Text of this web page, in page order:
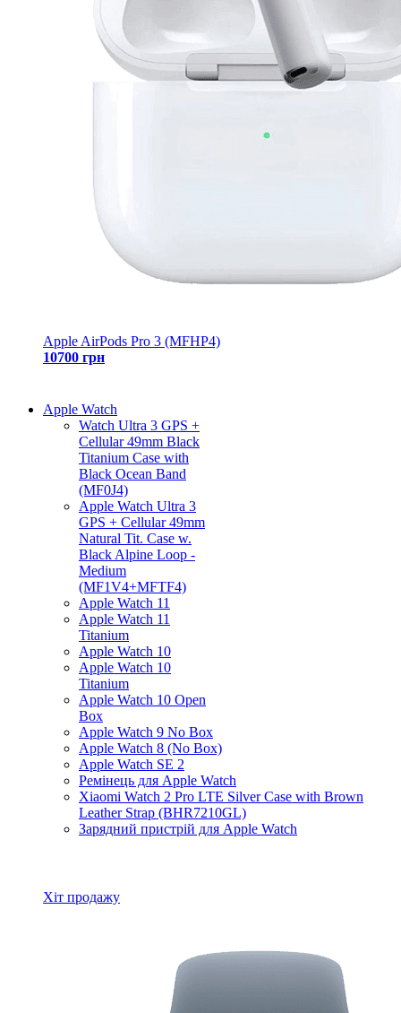
Apple AirPods Pro 3 (MFHP4)
10700 грн
Apple Watch
Watch Ultra 3 GPS +
Cellular 49mm Black
Titanium Case with
Black Ocean Band
(MF0J4)
Apple Watch Ultra 3
GPS + Cellular 49mm
Natural Tit. Case w.
Black Alpine Loop -
Medium
(MF1V4+MFTF4)
Apple Watch 11
Apple Watch 11
Titanium
Apple Watch 10
Apple Watch 10
Titanium
Apple Watch 10 Open
Box
Apple Watch 9 No Box
Apple Watch 8 (No Box)
Apple Watch SE 2
Ремінець для Apple Watch
Xiaomi Watch 2 Pro LTE Silver Case with Brown
Leather Strap (BHR7210GL)
Зарядний пристрій для Apple Watch
Хіт продажу